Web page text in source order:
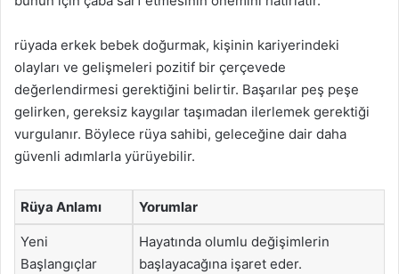
rüyada erkek bebek doğurmak, kişinin kariyerindeki
olayları ve gelişmeleri pozitif bir çerçevede
değerlendirmesi gerektiğini belirtir. Başarılar peş peşe
gelirken, gereksiz kaygılar taşımadan ilerlemek gerektiği
vurgulanır. Böylece rüya sahibi, geleceğine dair daha
güvenli adımlarla yürüyebilir.
Rüya Anlamı Yorumlar
Yeni
Başlangıçlar
Hayatında olumlu değişimlerin
başlayacağına işaret eder.